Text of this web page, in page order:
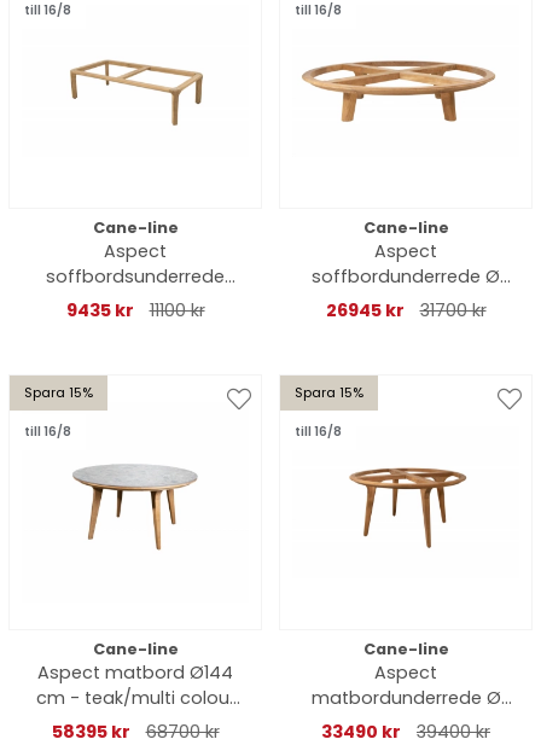
till 16/8
Cane-line
Aspect
soffbordsunderrede
120x60 cm - teak
9435 kr 11100 kr
till 16/8
Cane-line
Aspect
soffbordunderrede Ø
144 H31 cm - teak
26945 kr 31700 kr
Spara 15%
till 16/8
Cane-line
Aspect matbord Ø144
cm - teak/multi colour
ceramic
58395 kr 68700 kr
Spara 15%
till 16/8
Cane-line
Aspect
matbordunderrede Ø
144 cm - teak
33490 kr 39400 kr